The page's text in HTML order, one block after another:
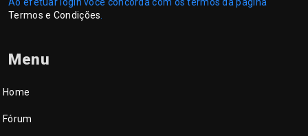
Termos e Condições
Menu
Home
Fórum